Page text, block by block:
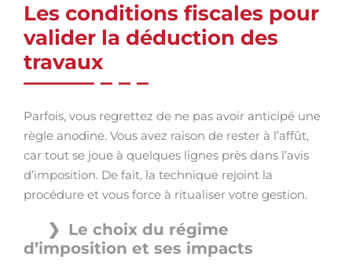
Les conditions fiscales pour
valider la déduction des
travaux
Parfois, vous regrettez de ne pas avoir anticipé une
règle anodine. Vous avez raison de rester à l’affût,
car tout se joue à quelques lignes près dans l’avis
d’imposition. De fait, la technique rejoint la
procédure et vous force à ritualiser votre gestion.
Le choix du régime
d’imposition et ses impacts